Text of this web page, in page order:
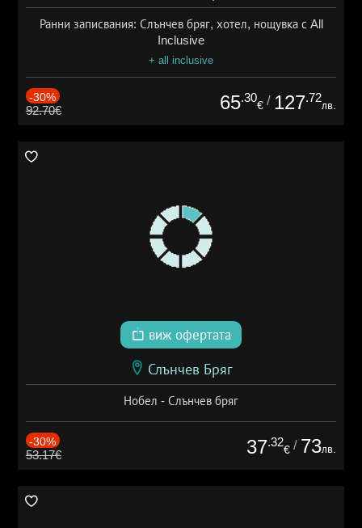
Ранни записвания: Слънчев бряг, хотел, нощувка с All
Inclusive
+ all inclusive
-30%
92.70€ 65.30
€ / 127.72
лв.
виж офертата
Слънчев Бряг
Нобел - Слънчев бряг
-30%
53.17€ 37.32
€ / 73лв.